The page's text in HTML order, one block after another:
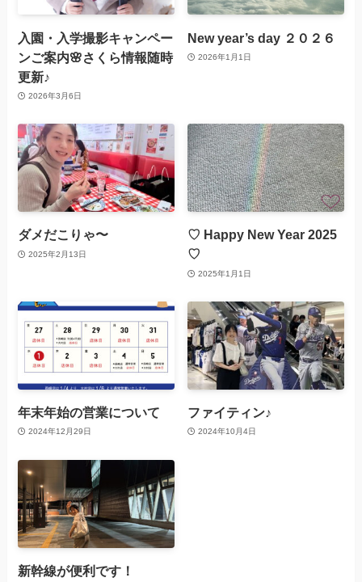
入園・入学撮影キャンペー
ンご案内🌸さくら情報随時
更新♪
2026年3月6日
New year’s day ２０２６
2026年1月1日
ダメだこりゃ〜
2025年2月13日
♡ Happy New Year 2025
♡
2025年1月1日
年末年始の営業について
2024年12月29日
ファイティン♪
2024年10月4日
新幹線が便利です！